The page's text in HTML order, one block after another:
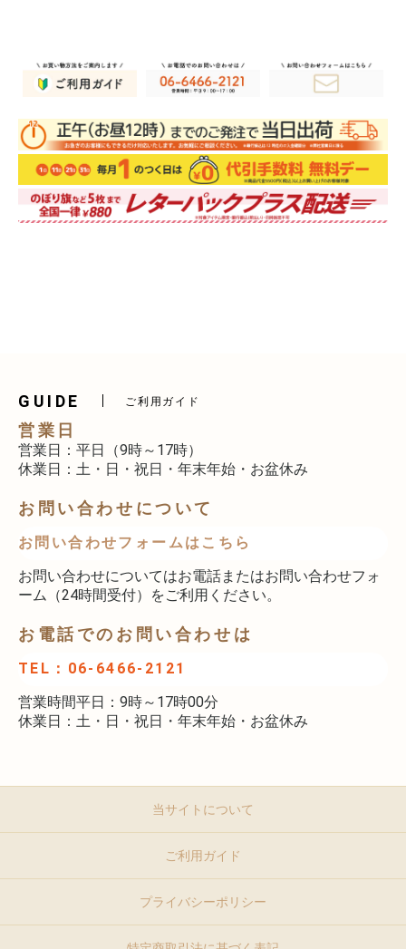
GUIDE ご利用ガイド
営業日
営業日：平日（9時～17時）
休業日：土・日・祝日・年末年始・お盆休み
お問い合わせについて
お問い合わせフォームはこちら
お問い合わせについてはお電話またはお問い合わせフォ
ーム（24時間受付）をご利用ください。
お電話でのお問い合わせは
TEL：06-6466-2121
営業時間平日：9時～17時00分
休業日：土・日・祝日・年末年始・お盆休み
当サイトについて
ご利用ガイド
プライバシーポリシー